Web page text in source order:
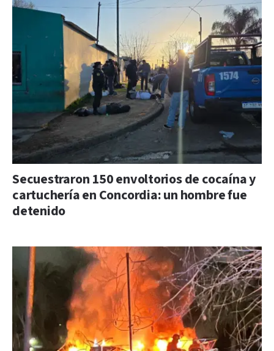
Secuestraron 150 envoltorios de cocaína y
cartuchería en Concordia: un hombre fue
detenido